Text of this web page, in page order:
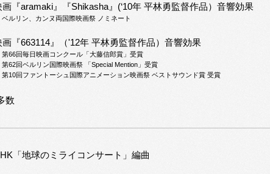
画『aramaki』『Shikasha』(‘10年 平林勇監督作品）音響効果
ルリン、カンヌ両国際映画祭 ノミネート
画『663114』（'12年 平林勇監督作品）音響効果
66回毎日映画コンクール「大藤信郎賞」受賞
62回ベルリン国際映画祭 「Special Mention」受賞
10回ファントーシュ国際アニメーション映画祭 ベストサウンド賞 受賞
数
「地球のミライコンサート」編曲